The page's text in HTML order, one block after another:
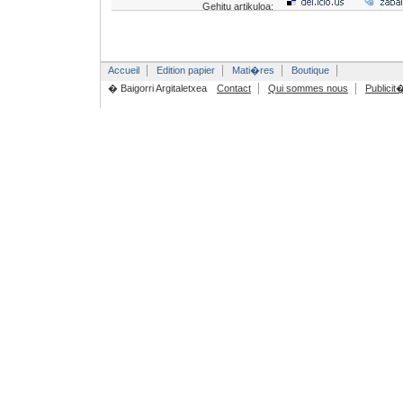
Gehitu artikuloa:
Accueil Edition papier Mati�res
Boutique
� Baigorri Argitaletxea
Contact Qui sommes nous